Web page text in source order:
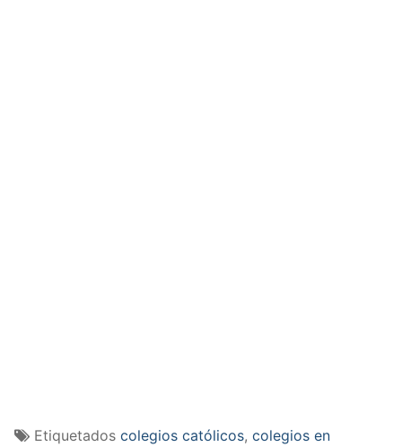
Etiquetados colegios católicos, colegios en